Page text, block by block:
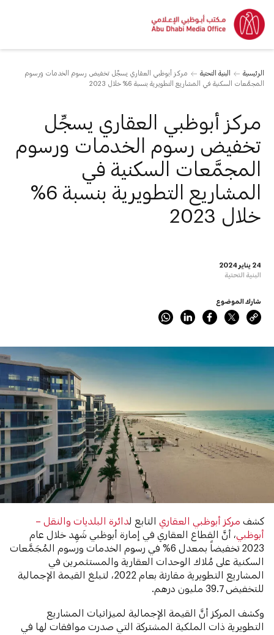
الرئيسية البنية التحتية
مركز أبوظبي العقاري يسجِّل تخفيض رسوم الخدمات ورسوم
المجمَّعات السكنية في المشاريع التطويرية بنسبة 6% خلال 2023
24 يناير 2024
البنية التحتية
مركز أبوظبي العقاري يسجِّل
تخفيض رسوم الخدمات ورسوم
المجمَّعات السكنية في
المشاريع التطويرية بنسبة 6%
خلال 2023
شارك الموضوع
كشفمركز أبوظبي العقاريالتابع ل دائرة البلديات والنقل –
أبوظبي ، أنَّ القطاع العقاري في إمارة أبوظبي شَهِد خلال عام
2023 تخفيضاً بمعدل 6% في رسوم الخدمات ورسوم المُجَمَّعات
السكنية على مُلاك الوحدات العقارية والمستثمرين في
المشاريع التطويرية مقارنة بعام 2022، لتبلغ القيمة الإجمالية
للتخفيض 39.7 مليون درهم.
وكشف المركز أنَّ القيمة الإجمالية لميزانيات المشاريع
التطويرية ذات الملكية المشتركة التي صدرت موافقات لها في